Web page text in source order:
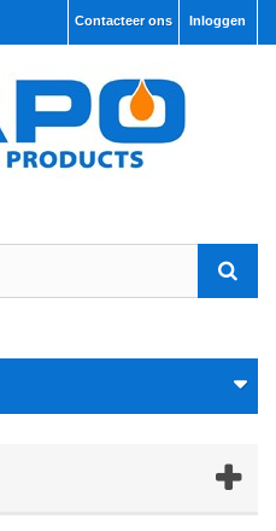
Inloggen
Contacteer ons